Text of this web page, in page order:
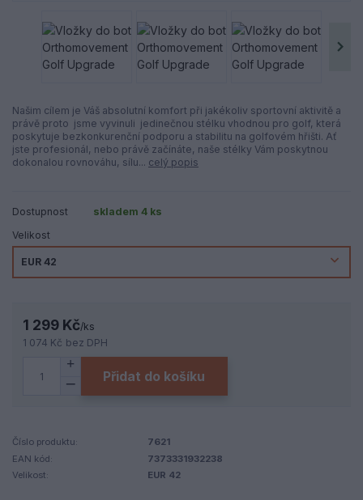
Našim cílem je Váš absolutní komfort při jakékoliv sportovní aktivitě a
právě proto jsme vyvinuli jedinečnou stélku vhodnou pro golf, která
poskytuje bezkonkurenční podporu a stabilitu na golfovém hřišti. Ať
jste profesionál, nebo právě začínáte, naše stélky Vám poskytnou
dokonalou rovnováhu, sílu... celý popis
Dostupnost
skladem 4 ks
Velikost
1 299 Kč/ks
1 074 Kč bez DPH
Přidat do košíku
Číslo produktu:
7621
EAN kód:
7373331932238
Velikost:
EUR 42